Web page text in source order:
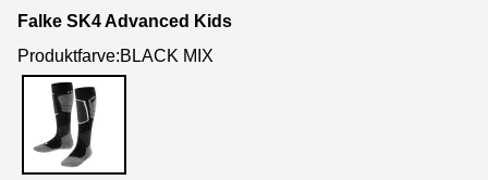
Falke SK4 Advanced Kids
Produktfarve:BLACK MIX